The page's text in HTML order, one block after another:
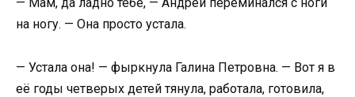
— Мам, да ладно тебе, — Андрей переминался с ноги
на ногу. — Она просто устала.
— Устала она! — фыркнула Галина Петровна. — Вот я в
её годы четверых детей тянула, работала, готовила,